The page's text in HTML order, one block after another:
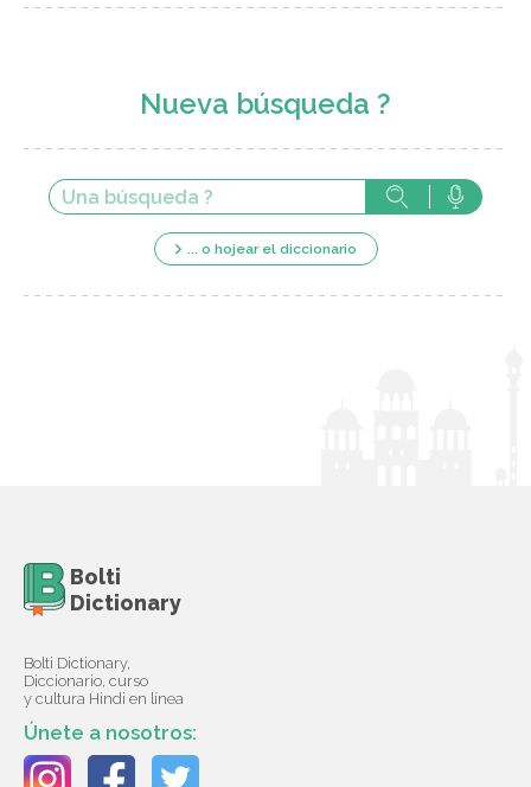
Nueva búsqueda ?
... o hojear el diccionario
Bolti
Dictionary
Bolti Dictionary,
Diccionario, curso
y cultura Hindi en línea
Únete a nosotros: